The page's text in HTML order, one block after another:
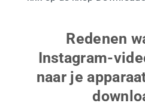
Redenen
Instagram-
naar je